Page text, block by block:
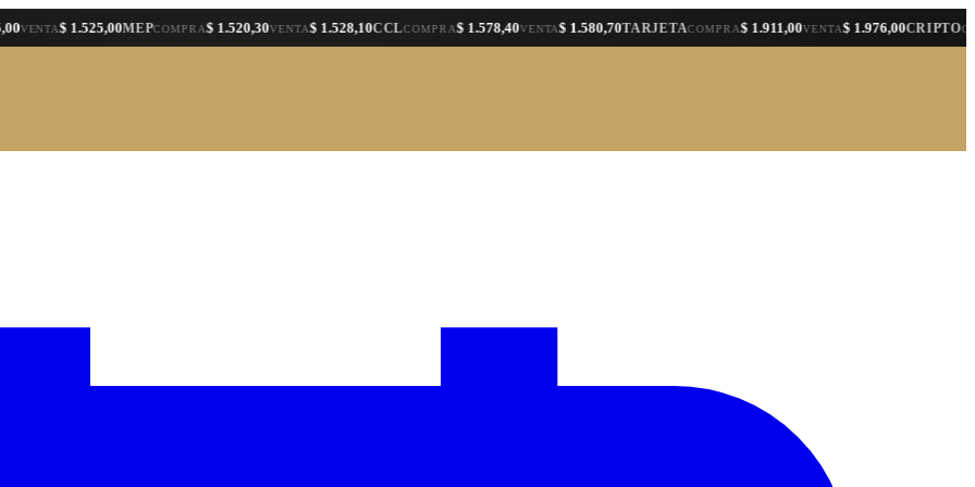
$ 1.525,00MEPCOMPRA$ 1.520,30VENTA$ 1.528,10CCLCOMPRA$ 1.578,40VENTA$ 1.580,70TARJETACOMPRA$ 1.911,00VENTA$ 1.976,00CRIPTOCOMPRA